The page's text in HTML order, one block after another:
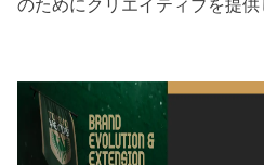
のためにクリエイティブを提供